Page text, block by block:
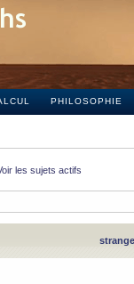
PHILOSOPHIE
les sujets actifs